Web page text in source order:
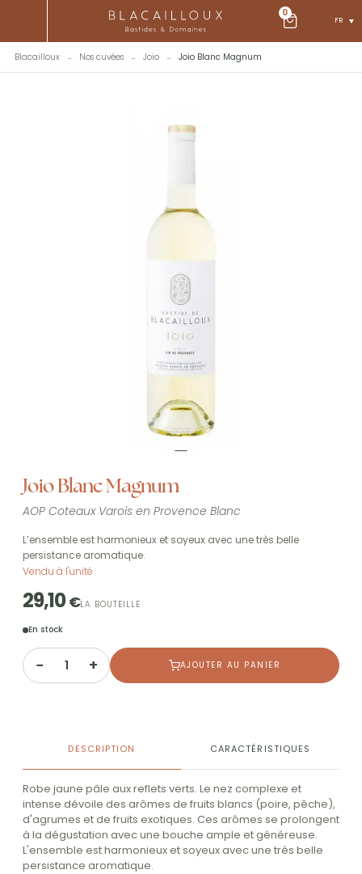
0
FR
Blacailloux → Nos cuvées → Joio → Joio Blanc Magnum
Joio Blanc Magnum
AOP Coteaux Varois en Provence Blanc
29,10€LA BOUTEILLE
En stock
L’ensemble est harmonieux et soyeux avec une très belle
persistance aromatique.
Vendu à l'unité
− + AJOUTER AU PANIER
DESCRIPTION CARACTÉRISTIQUES
Robe jaune pâle aux reflets verts. Le nez complexe et
intense dévoile des arômes de fruits blancs (poire, pêche),
d'agrumes et de fruits exotiques. Ces arômes se prolongent
à la dégustation avec une bouche ample et généreuse.
L'ensemble est harmonieux et soyeux avec une très belle
persistance aromatique.